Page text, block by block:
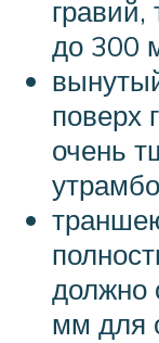
до 300
поверх
очень
должно
мм для